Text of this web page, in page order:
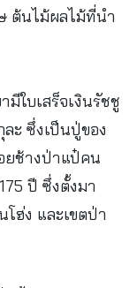
ต้นไม้ผลไม้ที่นำ
ใบเสร็จเงินรัชชู
ะ ซึ่งเป็นปู่ของ
ช้างป่าแป๋คน
ปี ซึ่งตั้งมา
ฮ่ง และเขตป่า